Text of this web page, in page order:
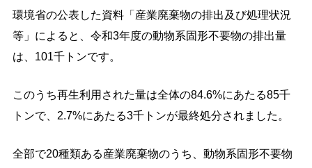
環境省の公表した資料「産業廃棄物の排出及び処理状況
等」によると、令和3年度の動物系固形不要物の排出量
は、101千トンです。
このうち再生利用された量は全体の84.6%にあたる85千
トンで、2.7%にあたる3千トンが最終処分されました。
全部で20種類ある産業廃棄物のうち、動物系固形不要物